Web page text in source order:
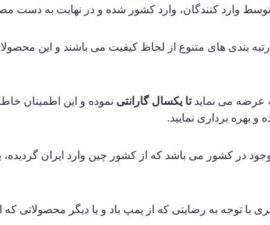
وارد کنندگان، وارد کشور شده و در نهایت به دست
عرضه می نمایدتا یکسال گارانتی نموده و این اطمینان
و بهره برداری نمایید.
در کشور می باشد که از کشور چین وارد ایران گردیده،
به رضایتی که از پمپ باد و یا دیگر محصولاتی که